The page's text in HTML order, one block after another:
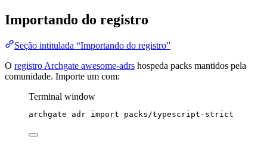
Importando do registro
Seção intitulada “Importando do registro”
O registro Archgate awesome-adrs hospeda packs mantidos pela
comunidade. Importe um com:
Terminal window
archgate adr import packs/typescript-strict